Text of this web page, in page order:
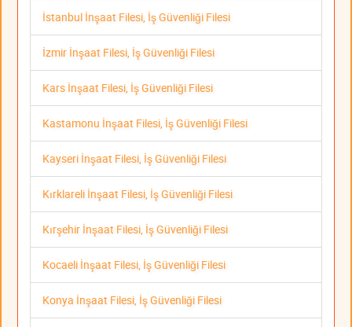
İstanbul İnşaat Filesi, İş Güvenliği Filesi
İzmir İnşaat Filesi, İş Güvenliği Filesi
Kars İnşaat Filesi, İş Güvenliği Filesi
Kastamonu İnşaat Filesi, İş Güvenliği Filesi
Kayseri İnşaat Filesi, İş Güvenliği Filesi
Kırklareli İnşaat Filesi, İş Güvenliği Filesi
Kırşehir İnşaat Filesi, İş Güvenliği Filesi
Kocaeli İnşaat Filesi, İş Güvenliği Filesi
Konya İnşaat Filesi, İş Güvenliği Filesi